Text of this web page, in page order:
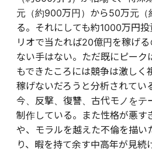
元（約900万円）から50万元
る。それにしても約1000万円
リオで当たれば20億円を稼げ
ない手はない。ただ既にピーク
もできたころには競争は激し
稼げないだろうと分析されてい
今、反撃、復讐、古代モノを
制作している。また性格が悪す
や、モラルを越えた不倫を描
り、暇を持て余す中高年が見